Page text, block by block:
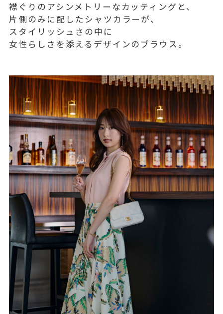
襟ぐりのアシンメトリーなカッティングと、
片側のみに配したシャツカラーが、
スタイリッシュさの中に
女性らしさを添えるデザインのブラウス。